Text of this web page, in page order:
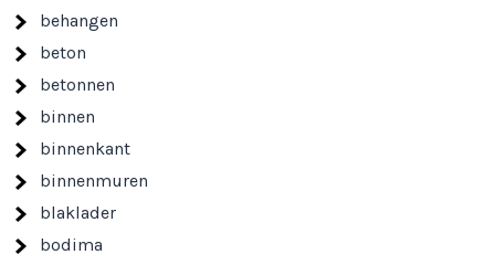
behangen
beton
betonnen
binnen
binnenkant
binnenmuren
blaklader
bodima